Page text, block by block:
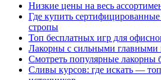
Низкие цены на весь
Где купить
стропы
Топ бесплатных игр для
Лакорны с сильными главными
Смотреть популярные лакорны
Сливы курсов: где искать —